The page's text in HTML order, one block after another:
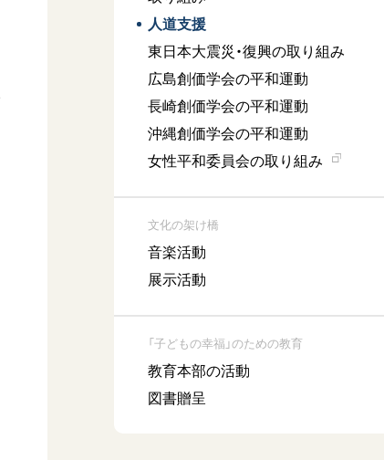
人道支援
東日本大震災・復興の取り組み
広島創価学会の平和運動
長崎創価学会の平和運動
沖縄創価学会の平和運動
女性平和委員会の取り組み
文化の架け橋
音楽活動
展示活動
「子どもの幸福」のための教育
教育本部の活動
図書贈呈